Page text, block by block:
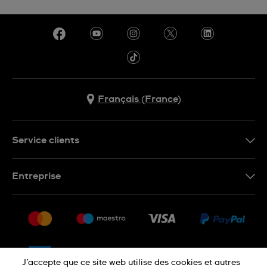
Français (France)
Service clients
Retour
CGV
Entreprise
Nous rejoindre
J’accepte que ce site web utilise des cookies et autres